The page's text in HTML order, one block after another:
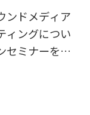
ンドメディア
ィングについ
セミナーを毎
2025年1月
では、2度目
律事務所の